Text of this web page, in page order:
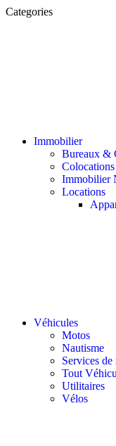
Categories
Immobilier
Bureaux &
Colocations
Immobilier
Locations
Véhicules
Motos
Nautisme
Services de
Tout
Utilitaires
Vélos